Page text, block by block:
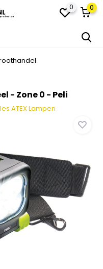
0 0
oplossingen
- Zone 0 - Peli
ATEX Lampen